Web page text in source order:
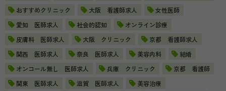
おすすめクリニック
大阪 看護師求人
女性医師
愛知 医師求人
社会的認知
オンライン診療
皮膚科 医師求人
大阪 クリニック
京都 看護師求人
関西 医師求人
奈良 医師求人 美容内科
結婚
オンコール無し 医師求人
兵庫 クリニック
京都 看護師
関東 医師求人
滋賀 医師求人
美容治療